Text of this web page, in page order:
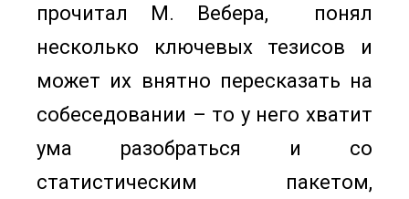
прочитал М. Вебера, понял
несколько ключевых тезисов и
может их внятно пересказать на
собеседовании – то у него хватит
ума разобраться и со
статистическим пакетом,